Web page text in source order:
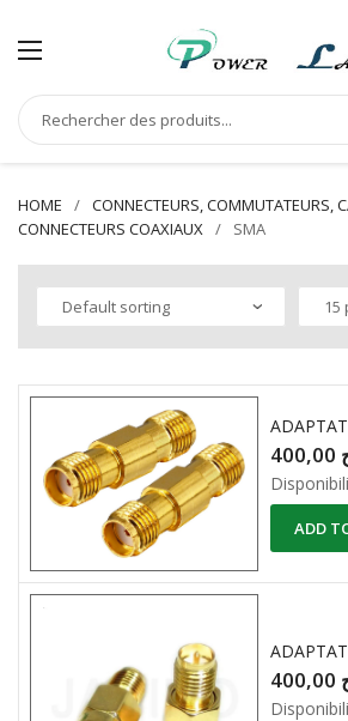
HOME
CONNECTEURS, COMMUTATEURS,
CONNECTEURS COAXIAUX
SMA
ADD